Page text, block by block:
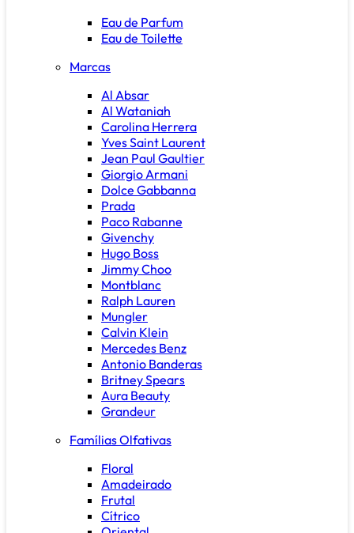
Eau de Parfum
Eau de Toilette
Marcas
Al Absar
Al Wataniah
Carolina Herrera
Yves Saint Laurent
Jean Paul Gaultier
Giorgio Armani
Dolce Gabbanna
Prada
Paco Rabanne
Givenchy
Hugo Boss
Jimmy Choo
Montblanc
Ralph Lauren
Mungler
Calvin Klein
Mercedes Benz
Antonio Banderas
Britney Spears
Aura Beauty
Grandeur
Famílias Olfativas
Floral
Amadeirado
Frutal
Cítrico